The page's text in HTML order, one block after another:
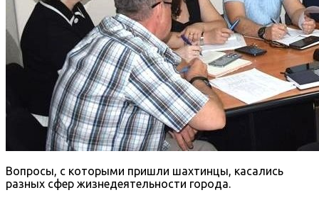
Вопросы, с которыми пришли шахтинцы, касались
разных сфер жизнедеятельности города.